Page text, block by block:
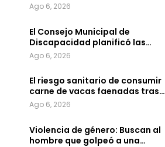
Ago 6, 2026
El Consejo Municipal de
Discapacidad planificó las…
Ago 6, 2026
El riesgo sanitario de consumir
carne de vacas faenadas tras…
Ago 6, 2026
Violencia de género: Buscan al
hombre que golpeó a una…